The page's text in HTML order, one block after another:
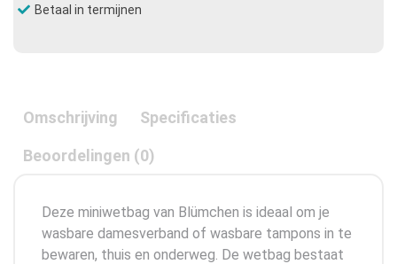
Betaal in termijnen
Omschrijving Specificaties
Beoordelingen (0)
Deze miniwetbag van Blümchen is ideaal om je
wasbare damesverband of wasbare tampons in te
bewaren, thuis en onderweg. De wetbag bestaat